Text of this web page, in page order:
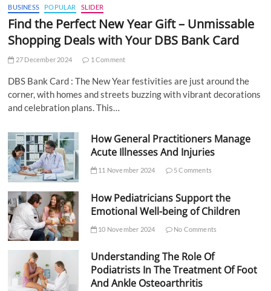
BUSINESS POPULAR SLIDER
Find the Perfect New Year Gift – Unmissable
Shopping Deals with Your DBS Bank Card
27 December 2024 1 Comment
DBS Bank Card : The New Year festivities are just around the
corner, with homes and streets buzzing with vibrant decorations
and celebration plans. This…
How General Practitioners Manage
Acute Illnesses And Injuries
11 November 2024 5 Comments
How Pediatricians Support the
Emotional Well-being of Children
10 November 2024 No Comments
Understanding The Role Of
Podiatrists In The Treatment Of Foot
And Ankle Osteoarthritis